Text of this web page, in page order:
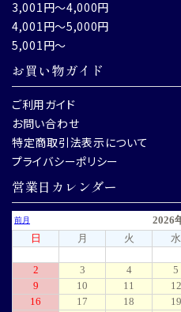
3,001円～4,000円
4,001円～5,000円
5,001円～
お買い物ガイド
ご利用ガイド
お問い合わせ
特定商取引法表示について
プライバシーポリシー
営業日カレンダー